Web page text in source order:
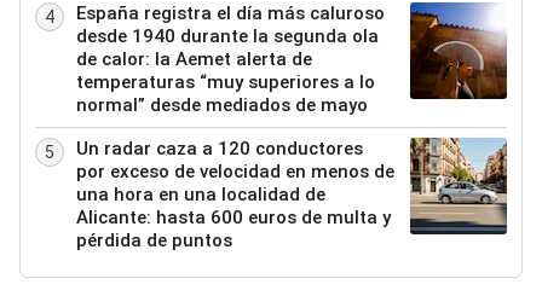
4
España registra el día más caluroso
desde 1940 durante la segunda ola
de calor: la Aemet alerta de
temperaturas “muy superiores a lo
normal” desde mediados de mayo
5
Un radar caza a 120 conductores
por exceso de velocidad en menos de
una hora en una localidad de
Alicante: hasta 600 euros de multa y
pérdida de puntos